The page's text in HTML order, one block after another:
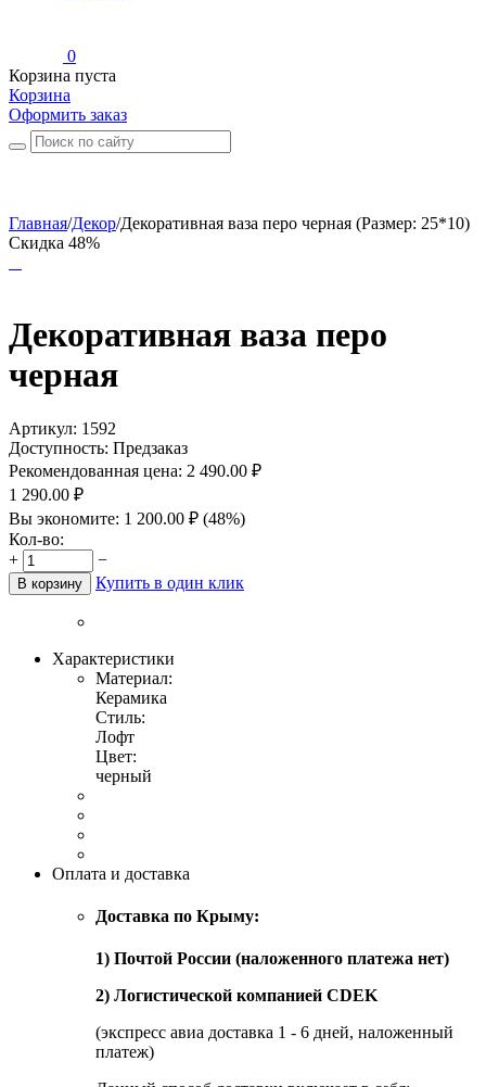
0
Корзина пуста
Корзина
Оформить заказ
Главная/Декор/Декоративная ваза перо черная (Размер: 25*10)
Скидка 48%
Декоративная ваза перо
черная
Артикул: 1592
Доступность: Предзаказ
Рекомендованная цена: 2 490.00 ₽
1 290.00 ₽
Вы экономите: 1 200.00 ₽ (48%)
Кол-во:
+
−
В корзину Купить в один клик
Характеристики
Материал:
Керамика
Стиль:
Лофт
Цвет:
черный
Оплата и доставка
Доставка по Крыму:
1) Почтой России (наложенного платежа нет)
2) Логистической компанией CDEK
(экспресс авиа доставка 1 - 6 дней, наложенный
платеж)